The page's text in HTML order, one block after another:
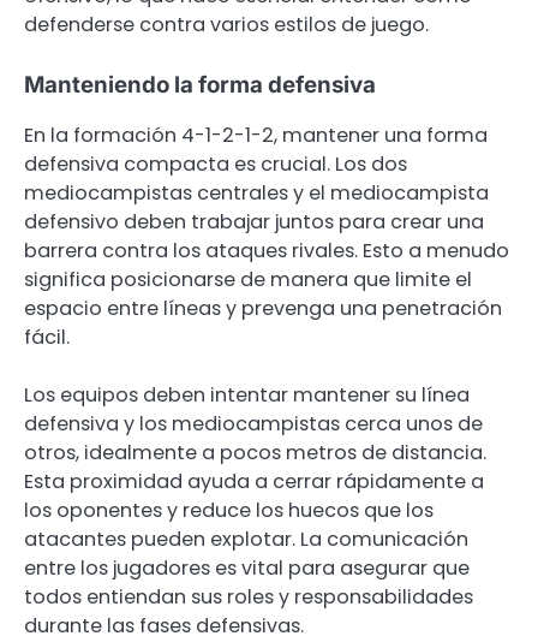
defenderse contra varios estilos de juego.
Manteniendo la forma defensiva
En la formación 4-1-2-1-2, mantener una forma
defensiva compacta es crucial. Los dos
mediocampistas centrales y el mediocampista
defensivo deben trabajar juntos para crear una
barrera contra los ataques rivales. Esto a menudo
significa posicionarse de manera que limite el
espacio entre líneas y prevenga una penetración
fácil.
Los equipos deben intentar mantener su línea
defensiva y los mediocampistas cerca unos de
otros, idealmente a pocos metros de distancia.
Esta proximidad ayuda a cerrar rápidamente a
los oponentes y reduce los huecos que los
atacantes pueden explotar. La comunicación
entre los jugadores es vital para asegurar que
todos entiendan sus roles y responsabilidades
durante las fases defensivas.